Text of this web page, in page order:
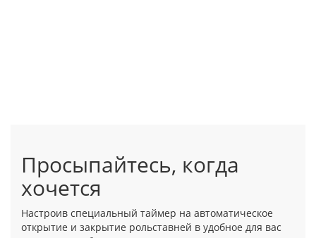
Просыпайтесь, когда
хочется
Настроив специальный таймер на автоматическое
открытие и закрытие рольставней в удобное для вас
Автоматическое
управление
Функциональные
электроприводы
одновременного